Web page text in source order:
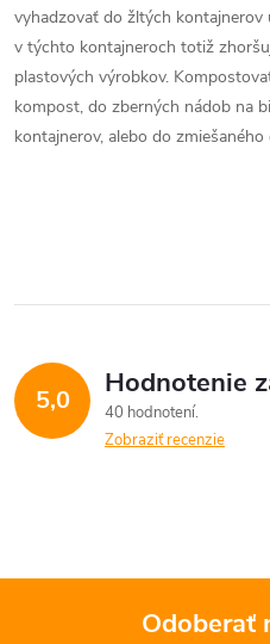
vyhadzovať do žltých
v týchto kontajneroch totiž
plastových výrobkov.
kompost, do zberných nádob na
kontajnerov, alebo do zmiešaného
5,0 Hodnotenie
40 hodnotení
Zobraziť recenzie
Odoberať